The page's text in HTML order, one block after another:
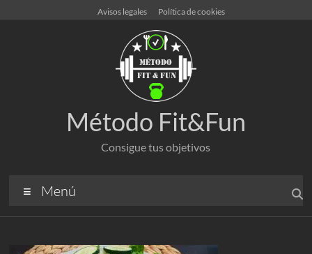
al
Avisos legales Política de cookies
Método Fit&Fun
Consigue tus objetivos
Menú